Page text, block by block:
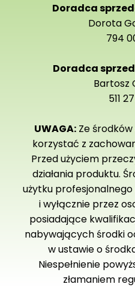
Doradca
Dorota
794
Doradca
Bartosz
511
UWAGA:Ze środków
korzystać z
Przed użyciem
działania produktu.
użytku
i wyłącznie przez
posiadające
nabywających środki
w ustawie o
Niespełnienie
złamaniem